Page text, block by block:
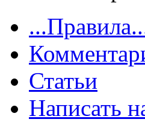
Статьи
Написать